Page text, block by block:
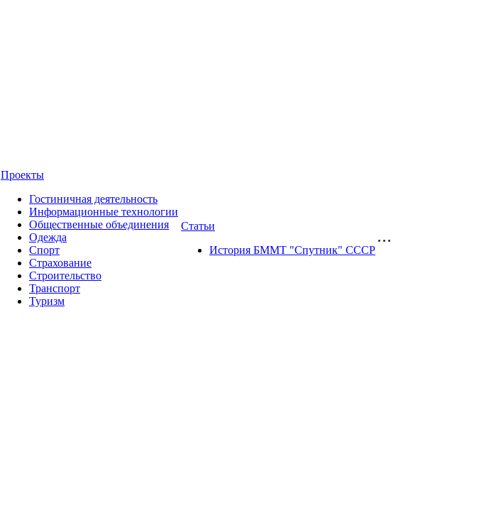
Проекты
Гостиничная деятельность
Информационные технологии
Общественные объединения
Одежда
Спорт
Страхование
Строительство
Транспорт
Туризм
Статьи
История БММТ "Спутник" СССР